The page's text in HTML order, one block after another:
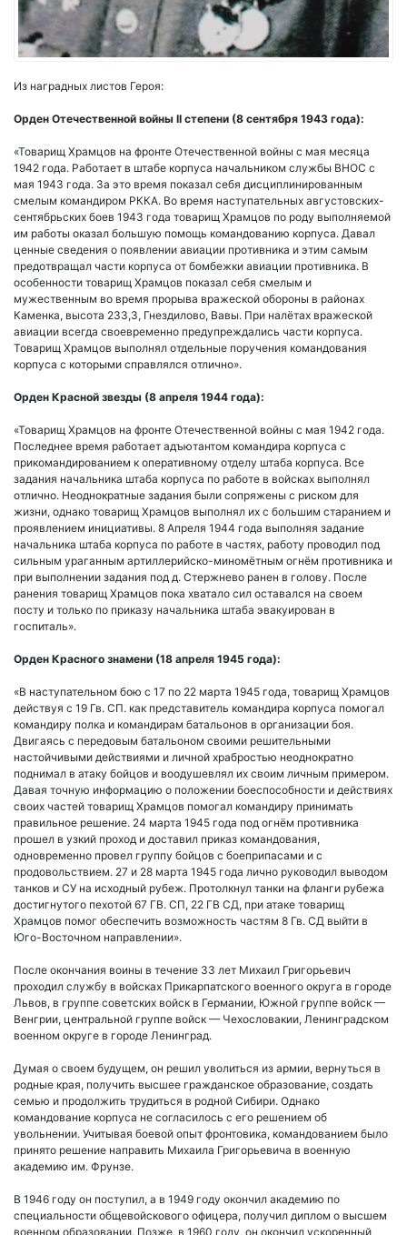
Из наградных листов Героя:
Орден Отечественной войны II степени (8 сентября 1943 года):
«Товарищ Храмцов на фронте Отечественной войны с мая месяца
1942 года. Работает в штабе корпуса начальником службы ВНОС с
мая 1943 года. За это время показал себя дисциплинированным
смелым командиром РККА. Во время наступательных августовских-
сентябрьских боев 1943 года товарищ Храмцов по роду выполняемой
им работы оказал большую помощь командованию корпуса. Давал
ценные сведения о появлении авиации противника и этим самым
предотвращал части корпуса от бомбежки авиации противника. В
особенности товарищ Храмцов показал себя смелым и
мужественным во время прорыва вражеской обороны в районах
Каменка, высота 233,3, Гнездилово, Вавы. При налётах вражеской
авиации всегда своевременно предупреждались части корпуса.
Товарищ Храмцов выполнял отдельные поручения командования
корпуса с которыми справлялся отлично».
Орден Красной звезды (8 апреля 1944 года):
«Товарищ Храмцов на фронте Отечественной войны с мая 1942 года.
Последнее время работает адъютантом командира корпуса с
прикомандированием к оперативному отделу штаба корпуса. Все
задания начальника штаба корпуса по работе в войсках выполнял
отлично. Неоднократные задания были сопряжены с риском для
жизни, однако товарищ Храмцов выполнял их с большим старанием и
проявлением инициативы. 8 Апреля 1944 года выполняя задание
начальника штаба корпуса по работе в частях, работу проводил под
сильным ураганным артиллерийско-миномётным огнём противника и
при выполнении задания под д. Стержнево ранен в голову. После
ранения товарищ Храмцов пока хватало сил оставался на своем
посту и только по приказу начальника штаба эвакуирован в
госпиталь».
Орден Красного знамени (18 апреля 1945 года):
«В наступательном бою с 17 по 22 марта 1945 года, товарищ Храмцов
действуя с 19 Гв. СП. как представитель командира корпуса помогал
командиру полка и командирам батальонов в организации боя.
Двигаясь с передовым батальоном своими решительными
настойчивыми действиями и личной храбростью неоднократно
поднимал в атаку бойцов и воодушевлял их своим личным примером.
Давая точную информацию о положении боеспособности и действиях
своих частей товарищ Храмцов помогал командиру принимать
правильное решение. 24 марта 1945 года под огнём противника
прошел в узкий проход и доставил приказ командования,
одновременно провел группу бойцов с боеприпасами и с
продовольствием. 27 и 28 марта 1945 года лично руководил выводом
танков и СУ на исходный рубеж. Протолкнул танки на фланги рубежа
достигнутого пехотой 67 ГВ. СП, 22 ГВ СД, при атаке товарищ
Храмцов помог обеспечить возможность частям 8 Гв. СД выйти в
Юго-Восточном направлении».
После окончания воины в течение 33 лет Михаил Григорьевич
проходил службу в войсках Прикарпатского военного округа в городе
Львов, в группе советских войск в Германии, Южной группе войск —
Венгрии, центральной группе войск — Чехословакии, Ленинградском
военном округе в городе Ленинград.
Думая о своем будущем, он решил уволиться из армии, вернуться в
родные края, получить высшее гражданское образование, создать
семью и продолжить трудиться в родной Сибири. Однако
командование корпуса не согласилось с его решением об
увольнении. Учитывая боевой опыт фронтовика, командованием было
принято решение направить Михаила Григорьевича в военную
академию им. Фрунзе.
В 1946 году он поступил, а в 1949 году окончил академию по
специальности общевойскового офицера, получил диплом о высшем
военном образовании. Позже, в 1960 году, он окончил ускоренный